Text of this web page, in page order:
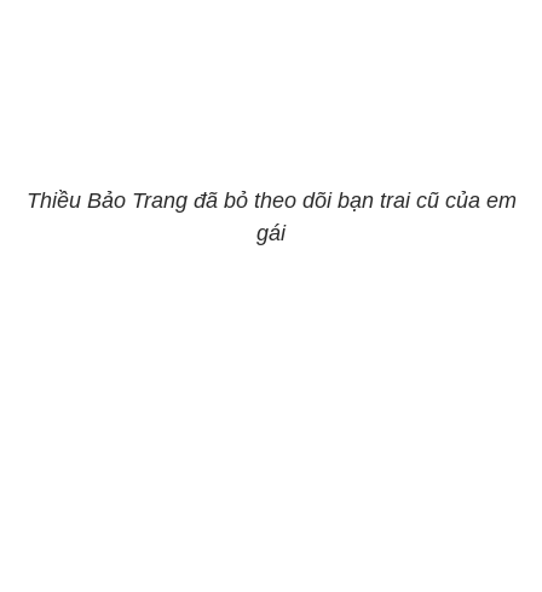
Thiều Bảo Trang đã bỏ theo dõi bạn trai cũ của em
gái